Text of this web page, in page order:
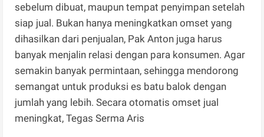
sebelum dibuat, maupun tempat penyimpan setelah
siap jual. Bukan hanya meningkatkan omset yang
dihasilkan dari penjualan, Pak Anton juga harus
banyak menjalin relasi dengan para konsumen. Agar
semakin banyak permintaan, sehingga mendorong
semangat untuk produksi es batu balok dengan
jumlah yang lebih. Secara otomatis omset jual
meningkat, Tegas Serma Aris